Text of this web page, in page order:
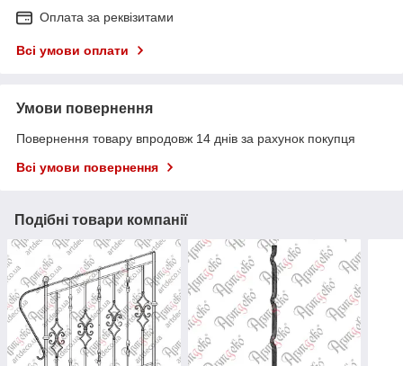
Оплата за реквізитами
Всі умови оплати
Умови повернення
Повернення товару впродовж 14 днів за рахунок покупця
Всі умови повернення
Подібні товари компанії